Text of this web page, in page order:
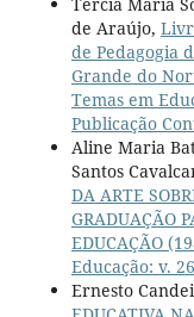
de Araújo,
de Pedagogia
Grande do
Temas em
Publicação
Aline Maria
Santos
DA ARTE
GRADUAÇÃO
EDUCAÇÃO
Educação: v.
Ernesto